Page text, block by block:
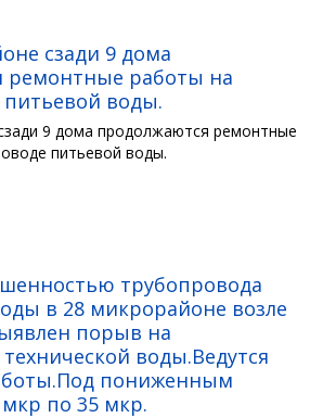
сзади 9 дома
ремонтные работы на
воды.
9 дома продолжаются ремонтные
питьевой воды.
трубопровода
в 28 микрорайоне возле
порыв на
воды.Ведутся
пониженным
по 35 мкр.